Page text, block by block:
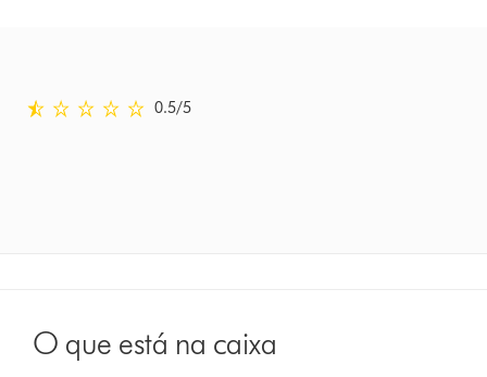
0.5 estrelas de 5 em Comentário em Ratings
0.5/5
O que está na caixa